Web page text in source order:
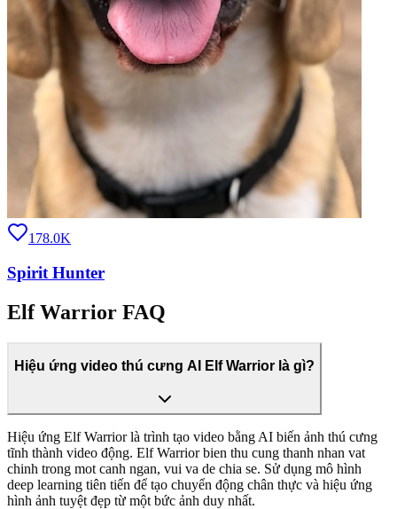
178.0K
Spirit Hunter
Elf Warrior FAQ
Hiệu ứng video thú cưng AI Elf Warrior là gì?
Hiệu ứng Elf Warrior là trình tạo video bằng AI biến ảnh thú cưng
tĩnh thành video động. Elf Warrior bien thu cung thanh nhan vat
chinh trong mot canh ngan, vui va de chia se. Sử dụng mô hình
deep learning tiên tiến để tạo chuyển động chân thực và hiệu ứng
hình ảnh tuyệt đẹp từ một bức ảnh duy nhất.